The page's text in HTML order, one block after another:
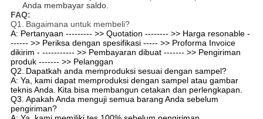
Anda membayar saldo.
FAQ:
Q1. Bagaimana untuk membeli?
A: Pertanyaan --------- >> Quotation -------- >> Harga resonable -
------ >> Periksa dengan spesifikasi ----- >> Proforma Invoice
dikirim - ----------- >> Pembayaran dibuat ------- >> Pengiriman
produk ------- >> Pelanggan
Q2. Dapatkah anda memproduksi sesuai dengan sampel?
A: Ya, kami dapat memproduksi dengan sampel atau gambar
teknis Anda. Kita bisa membangun cetakan dan perlengkapan.
Q3. Apakah Anda menguji semua barang Anda sebelum
pengiriman?